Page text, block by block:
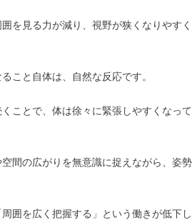
を見る力が減り、視野が狭くなりやすく
こと自体は、自然な反応です。
ことで、体は徐々に緊張しやすくなって
間の広がりを無意識に捉えながら、姿勢
囲を広く把握する」という働きが低下し